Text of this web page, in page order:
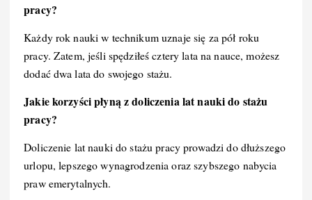
pracy?
Każdy rok nauki w technikum uznaje się za pół roku
pracy. Zatem, jeśli spędziłeś cztery lata na nauce, możesz
dodać dwa lata do swojego stażu.
Jakie korzyści płyną z doliczenia lat nauki do stażu
pracy?
Doliczenie lat nauki do stażu pracy prowadzi do dłuższego
urlopu, lepszego wynagrodzenia oraz szybszego nabycia
praw emerytalnych.